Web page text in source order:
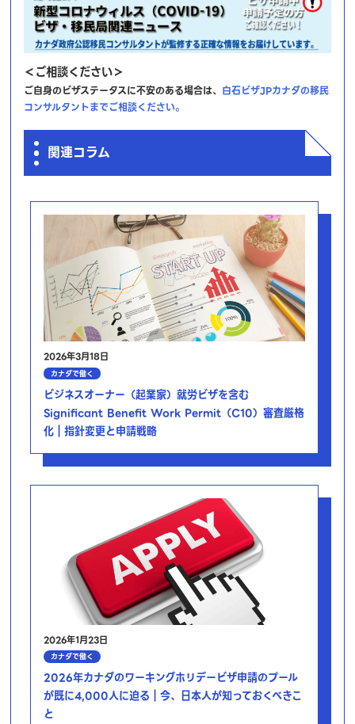
＜ご相談ください＞
ご自身のビザステータスに不安のある場合は、 白石ビザJPカナダの移民
コンサルタントまでご相談ください。
関連コラム
2026年3月18日
カナダで働く
ビジネスオーナー（起業家）就労ビザを含む
Significant Benefit Work Permit（C10）審査厳格
化｜指針変更と申請戦略
2026年1月23日
カナダで働く
2026年カナダのワーキングホリデービザ申請のプール
が既に4,000人に迫る｜今、日本人が知っておくべきこ
と